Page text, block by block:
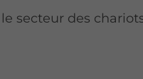
secteur des